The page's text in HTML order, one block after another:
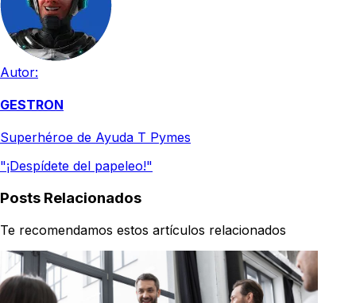
Autor:
GESTRON
Superhéroe de Ayuda T Pymes
"¡Despídete del papeleo!"
Posts Relacionados
Te recomendamos estos artículos relacionados